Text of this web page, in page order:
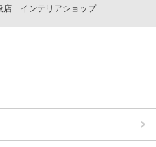
店 インテリアショップ